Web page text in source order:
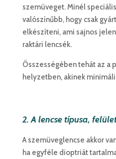
szemüveget. Minél
valószínűbb, hogy csak
elkészíteni, ami sajnos
raktári lencsék.
Összességében tehát az a
helyzetben, akinek
2. A lencse típusa,
A szemüveglencse akkor
ha egyféle dioptriát